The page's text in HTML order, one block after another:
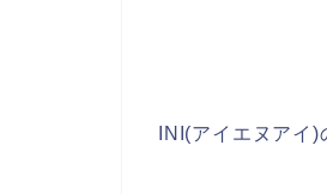
INI(アイエヌアイ